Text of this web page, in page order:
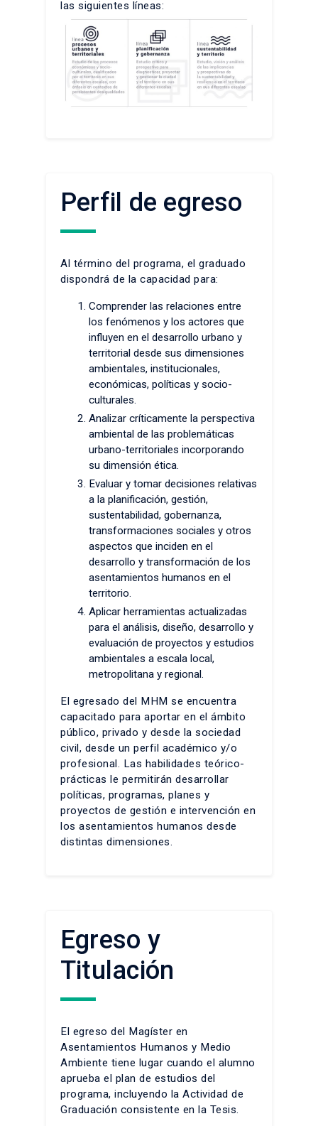
las siguientes líneas:
Perfil de egreso
Al término del programa, el graduado
dispondrá de la capacidad para:
Comprender las relaciones entre
los fenómenos y los actores que
influyen en el desarrollo urbano y
territorial desde sus dimensiones
ambientales, institucionales,
económicas, políticas y socio-
culturales.
Analizar críticamente la perspectiva
ambiental de las problemáticas
urbano-territoriales incorporando
su dimensión ética.
Evaluar y tomar decisiones relativas
a la planificación, gestión,
sustentabilidad, gobernanza,
transformaciones sociales y otros
aspectos que inciden en el
desarrollo y transformación de los
asentamientos humanos en el
territorio.
Aplicar herramientas actualizadas
para el análisis, diseño, desarrollo y
evaluación de proyectos y estudios
ambientales a escala local,
metropolitana y regional.
El egresado del MHM se encuentra
capacitado para aportar en el ámbito
público, privado y desde la sociedad
civil, desde un perfil académico y/o
profesional. Las habilidades teórico-
prácticas le permitirán desarrollar
políticas, programas, planes y
proyectos de gestión e intervención en
los asentamientos humanos desde
distintas dimensiones.
Egreso y
Titulación
El egreso del Magíster en
Asentamientos Humanos y Medio
Ambiente tiene lugar cuando el alumno
aprueba el plan de estudios del
programa, incluyendo la Actividad de
Graduación consistente en la Tesis.